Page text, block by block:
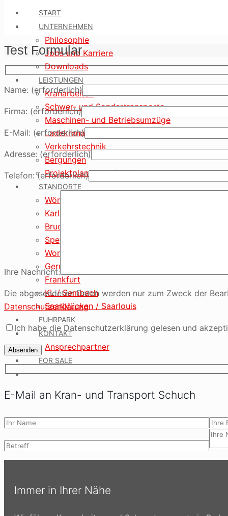
START
UNTERNEHMEN
Philosophie
Jobs und Karriere
Downloads
LEISTUNGEN
Kranarbeiten
Schwer- und Sondertransporte
Maschinen- und Betriebsumzüge
Ladekranarbeiten
Verkehrstechnik
Bergungen
Projektplanungen / CAD
STANDORTE
Wörth am Rhein
Karlsruhe
Bruchsal
Speyer / Heidelberg
Worms / Ludwigshafen
Gernsheim / Darmstadt
Frankfurt
KL / Sembach
Saarbrücken / Saarlouis
FUHRPARK
KONTAKT
Ansprechpartner
FOR SALE
Test Formular
Name: (erforderlich)
Firma: (erforderlich)
E-Mail: (erforderlich)
Adresse: (erforderlich)
Telefon: (erforderlich)
Ihre Nachricht:
Die abgesendeten Daten werden nur zum Zweck der
Datenschutzerklärung.
Ich habe die Datenschutzerklärung gelesen und
E-Mail an Kran- und Transport Schuch
Immer in Ihrer Nähe